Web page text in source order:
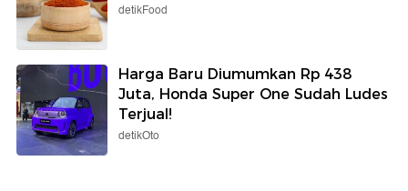
detikFood
Harga Baru Diumumkan Rp 438
Juta, Honda Super One Sudah Ludes
Terjual!
detikOto